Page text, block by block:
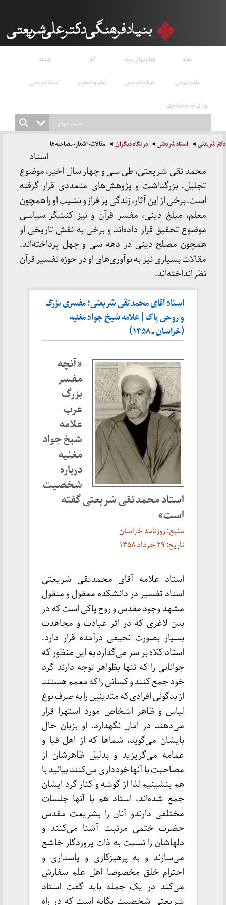
خانه فعالیتهای بنیاد آثار
اسناد
نقد و بررسی
درباره شریعتی فیلم و تصاویر
استاد شریعتی
پوران شریعت‌رضوی
دکتر شریعتی استاد شریعتی در نگاه دیگران مقالات- اشعار- مصاحبه‌ها
استاد
محمد تقی شریعتی، طی سی و چهار سال اخیر، موضوع
تجلیل، بزرگداشت و پژوهش‌های متعددی قرار گرفته
است. برخی از این آثار، زندگی پر فراز و نشیب او را همچون
معلم، مبلغ دینی، مفسر قرآن و نیز کنشگر سیاسی
موضوع تحقیق قرار داده‌اند و برخی به نقش تاریخی او
همچون مصلح دینی در دهه سی و چهل پرداخته‌اند.
مقالات بسیاری نیز به نوآوری‌های او در حوزه تفسیر قرآن
نظر انداخته‌اند.
استاد آقای محمدتقی شریعتی؛ مفسری بزرگ
و روحی پاک | علامه شیخ جواد مغنیه
(خراسان ـ ۱۳۵۸)
«آنچه
مفسر
بزرگ
عرب
علامه
شیخ جواد
مغنیه
درباره
شخصیت
استاد محمدتقی شریعتی گفته
است»
منبع: روزنامه خراسان
تاریخ: ۲۹ خرداد ۱۳۵۸
استاد علامه آقای محمدتقی شریعتی
استاد تفسیر در دانشکده معقول و منقول
مشهد وجود مقدس و روح پاکی است که در
بدن لاغری که در اثر عبادت و مجاهدت
بسیار بصورت نحیفی درآمده قرار دارد.
استاد کلاه بر سر می‌گذارد به این منظور که
جوانانی را که تنها بظواهر توجه دارند گرد
خود جمع کنند و کسانی را که معمم هستند
از بدگوئی افرادی که متدینین را به صرف نوع
لباس و ظاهر اشخاص مورد استهزا قرار
می‌دهند در امان نگهدارد. او بزبان حال
بایشان می‌گوید، شماها که از اهل قبا و
عمامه می‌گریزید و بدلیل ظاهرشان از
مصاحبت با آنها خودداری می‌کنند بیائید با
هم بنشینیم لذا از گوشه و کنار گرد ایشان
جمع شده‌اند، استاد هم با آنها جلسات
مختلفی دارندو آنان را بشریعت مقدس
حضرت ختمی مرتبت آشنا می‌کنند و
دلهاشان را نسبت به ذات پروردگار خاشع
می‌سازند و به پرهیزکاری و پاسداری و
احترام خلق مخصوصا اهل علم سفارش
می‌کند در یک جمله باید گفت استاد
شریعتی شخصیت یگانه است که در راه